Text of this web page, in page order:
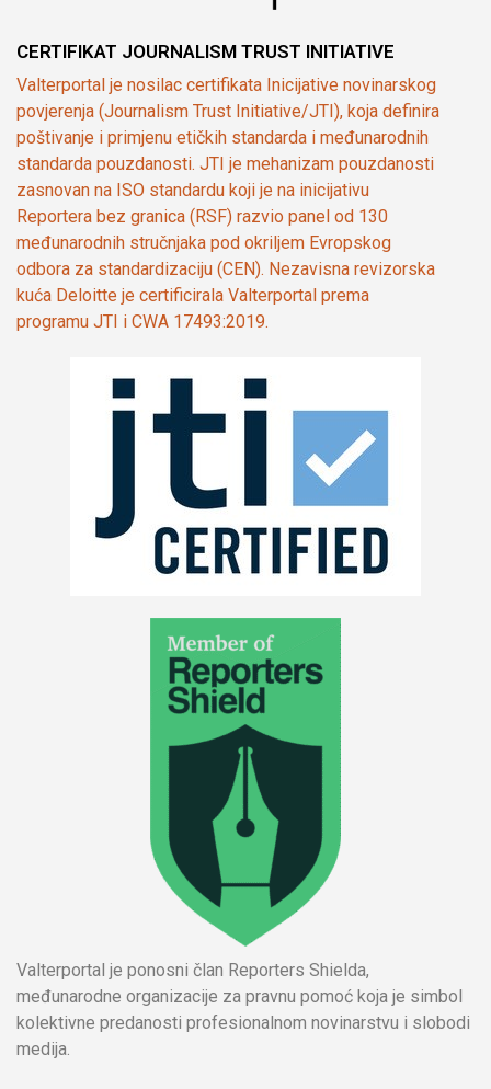
CERTIFIKAT JOURNALISM TRUST INITIATIVE
Valterportal je nosilac certifikata Inicijative novinarskog
povjerenja (Journalism Trust Initiative/JTI), koja definira
poštivanje i primjenu etičkih standarda i međunarodnih
standarda pouzdanosti. JTI je mehanizam pouzdanosti
zasnovan na ISO standardu koji je na inicijativu
Reportera bez granica (RSF) razvio panel od 130
međunarodnih stručnjaka pod okriljem Evropskog
odbora za standardizaciju (CEN). Nezavisna revizorska
kuća Deloitte je certificirala Valterportal prema
programu JTI i CWA 17493:2019.
Valterportal je ponosni član Reporters Shielda,
međunarodne organizacije za pravnu pomoć koja je simbol
kolektivne predanosti profesionalnom novinarstvu i slobodi
medija.